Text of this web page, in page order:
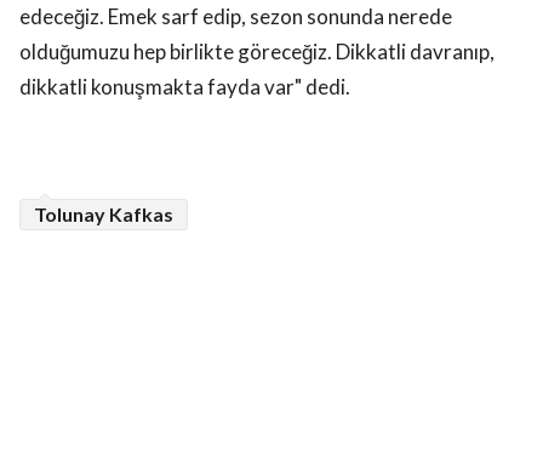
edeceğiz. Emek sarf edip, sezon sonunda nerede
olduğumuzu hep birlikte göreceğiz. Dikkatli davranıp,
dikkatli konuşmakta fayda var" dedi.
Tolunay Kafkas